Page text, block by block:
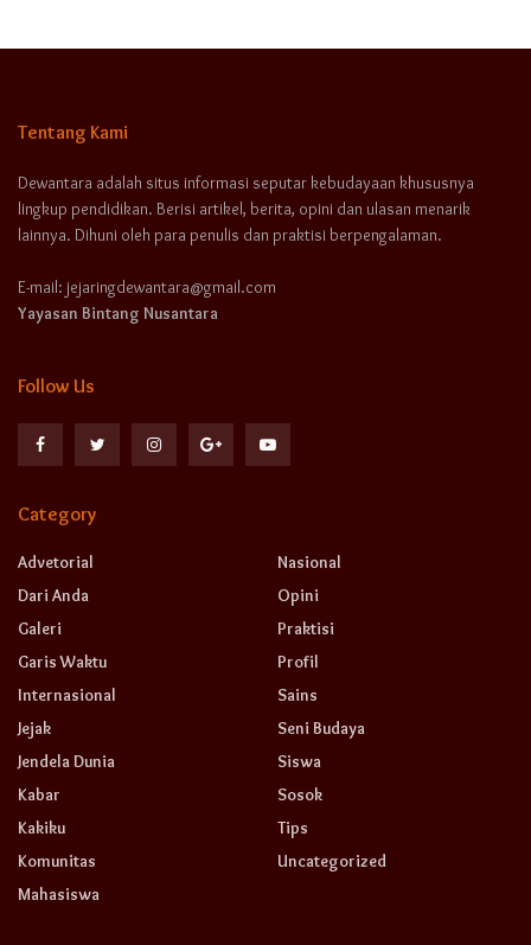
Tentang Kami
Dewantara adalah situs informasi seputar kebudayaan khususnya
lingkup pendidikan. Berisi artikel, berita, opini dan ulasan menarik
lainnya. Dihuni oleh para penulis dan praktisi berpengalaman.
E-mail: jejaringdewantara@gmail.com
Yayasan Bintang Nusantara
Follow Us
Category
Advetorial
Dari Anda
Galeri
Garis Waktu
Internasional
Jejak
Jendela Dunia
Kabar
Kakiku
Komunitas
Mahasiswa
Nasional
Opini
Praktisi
Profil
Sains
Seni Budaya
Siswa
Sosok
Tips
Uncategorized